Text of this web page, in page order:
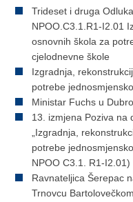
Trideset i druga
NPOO.C3.1.R1-I2.01
osnovnih škola za
cjelodnevne škole
Izgradnja,
potrebe
Ministar Fuchs u
13. izmjena Poziva na
„Izgradnja,
potrebe
NPOO C3.1. R1-I2.01)
Ravnateljica Šerepac
Trnovcu Bartolovečkom